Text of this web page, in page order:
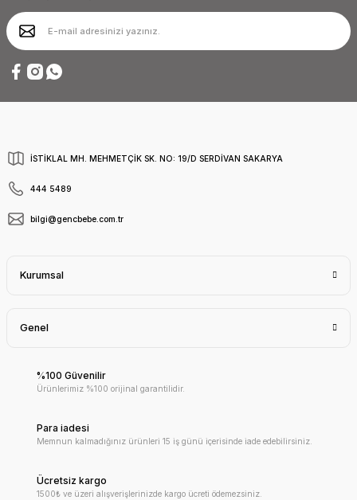
İSTİKLAL MH. MEHMETÇİK SK. NO: 19/D SERDİVAN SAKARYA
444 5489
bilgi@gencbebe.com.tr
Kurumsal
Genel
%100 Güvenilir
Ürünlerimiz %100 orijinal garantilidir.
Para iadesi
Memnun kalmadığınız ürünleri 15 iş günü içerisinde iade edebilirsiniz.
Ücretsiz kargo
1500₺ ve üzeri alışverişlerinizde kargo ücreti ödemezsiniz.